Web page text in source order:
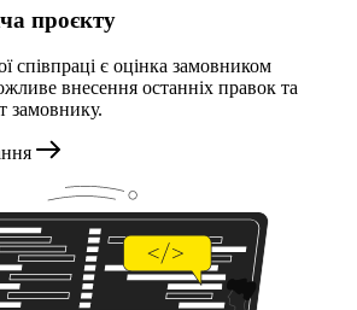
проєкту
співпраці є оцінка замовником
внесення останніх правок та
замовнику.